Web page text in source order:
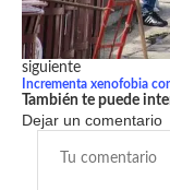
siguiente
Incrementa xenofobia
También te puede
Dejar un comentario